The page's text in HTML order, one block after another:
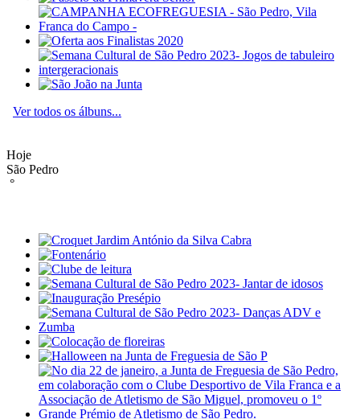
Ver todos os álbuns...
Hoje
São Pedro
°